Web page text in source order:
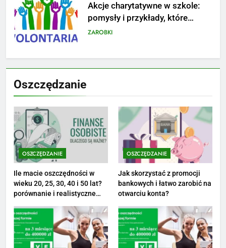
Jak przygotować się finansowo
na narodziny dziecka: ile to
kosztuje i jak zaplanować
PORADY
8
1
Ile zarabia striptizer: poznaj
aktualne stawki męskiego
striptizera
ZAROBKI
2
Ile zarabia psycholog szkolny:
poznaj średnie zarobki na tym
stanowisku
ZAROBKI
Oszczędzanie
OSZCZĘDZANIE
Ile macie oszczędności w
wieku 20, 25, 30, 40 i 50 lat?
porównanie i realistyczne
OSZCZĘDZANIE
Jak skorzystać z promocji
bankowych i łatwo zarobić na
otwarciu konta?